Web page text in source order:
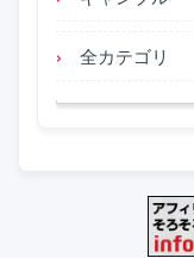
全カテゴリ